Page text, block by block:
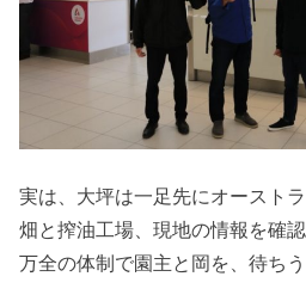
実は、大坪は一足先にオーストラ
畑と搾油工場、現地の情報を確認
万全の体制で園主と岡を、待ち